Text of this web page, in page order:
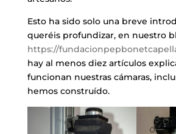
Esto ha sido solo una breve
queréis profundizar, en nuestro
https://
hay al menos diez artículos
funcionan nuestras cámaras,
hemos construído.